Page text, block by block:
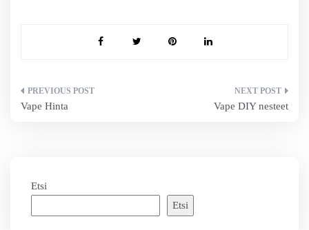
Artikkelien
Vape Hinta Vape DIY nesteet
Etsi
Etsi